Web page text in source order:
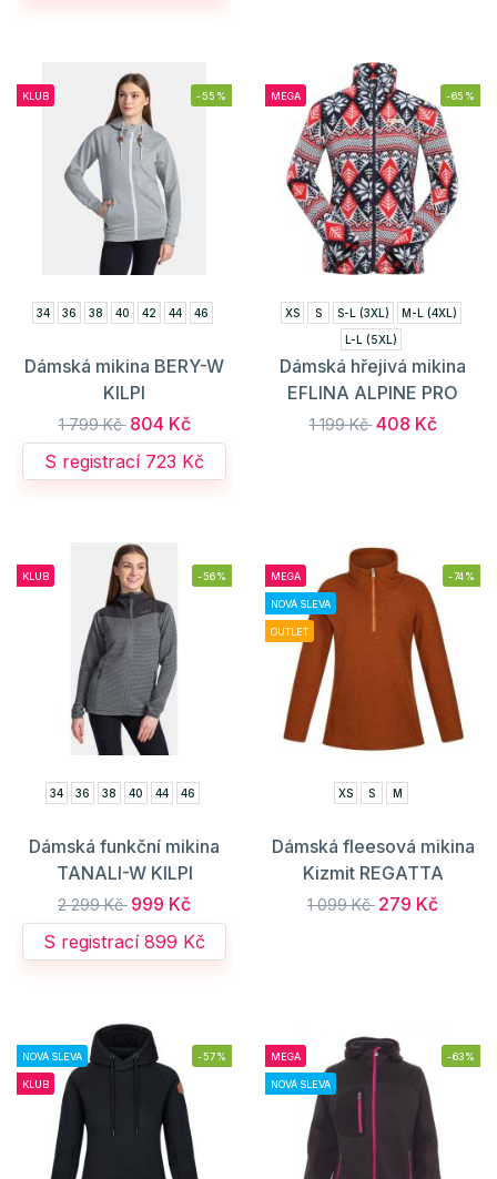
KLUB -55%
34 36 38 40 42 44 46
Dámská mikina BERY-W
KILPI
1 799 Kč 804 Kč
S registrací 723 Kč
MEGA -65%
XS S S-L (3XL)
M-L (4XL)
L-L (5XL)
Dámská hřejivá mikina
EFLINA ALPINE PRO
1 199 Kč 408 Kč
KLUB -56%
34 36 38 40 44 46
Dámská funkční mikina
TANALI-W KILPI
2 299 Kč 999 Kč
S registrací 899 Kč
MEGA
NOVÁ SLEVA
OUTLET
-74%
XS S M
Dámská fleesová mikina
Kizmit REGATTA
1 099 Kč 279 Kč
NOVÁ SLEVA
KLUB
-57% MEGA
NOVÁ SLEVA
-63%